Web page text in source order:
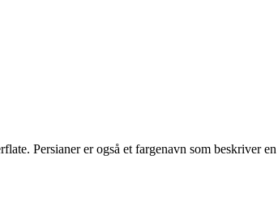
Persianer er også et fargenavn som beskriver en